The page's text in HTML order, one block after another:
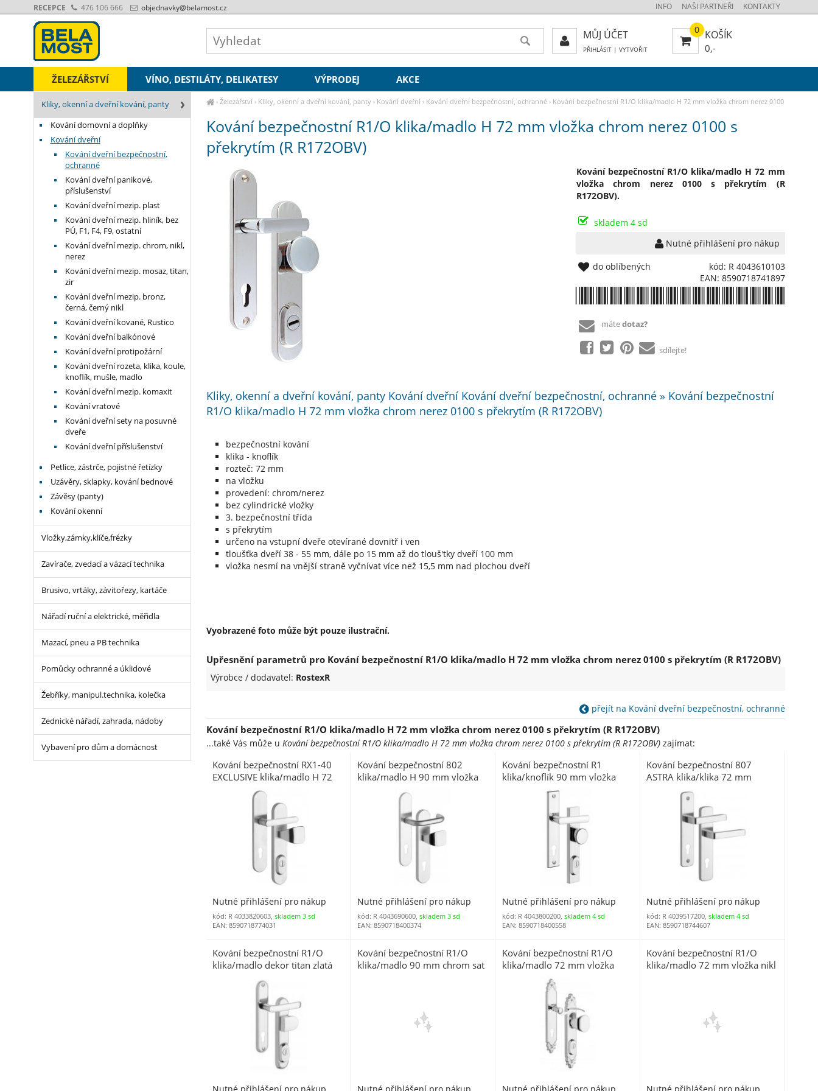
› Železářství› Kliky, okenní a dveřní kování, panty› Kování dveřní› Kování dveřní bezpečnostní, ochranné› Kování bezpečnostní R1/O klika/madlo H 72 mm vložka chrom nerez 0100
Kování bezpečnostní R1/O klika/madlo H 72 mm vložka chrom nerez 0100 s
překrytím (R R172OBV)
Kování bezpečnostní R1/O klika/madlo H 72 mm
vložka chrom nerez 0100 s překrytím (R
R172OBV).
skladem 4 sd
Nutné přihlášení pro nákup
kód: R 4043610103
EAN: 8590718741897
do oblíbených
mátedotaz?
sdílejte!
Kliky, okenní a dveřní kování, panty Kování dveřní Kování dveřní bezpečnostní, ochranné » Kování bezpečnostní
R1/O klika/madlo H 72 mm vložka chrom nerez 0100 s překrytím (R R172OBV)
bezpečnostní kování
klika - knoflík
rozteč: 72 mm
na vložku
provedení: chrom/nerez
bez cylindrické vložky
3. bezpečnostní třída
s překrytím
určeno na vstupní dveře otevírané dovnitř i ven
tloušťka dveří 38 - 55 mm, dále po 15 mm až do tlouš'tky dveří 100 mm
vložka nesmí na vnější straně vyčnívat více než 15,5 mm nad plochou dveří
Vyobrazené foto může být pouze ilustrační.
Upřesnění parametrů pro Kování bezpečnostní R1/O klika/madlo H 72 mm vložka chrom nerez 0100 s překrytím (R R172OBV)
Výrobce / dodavatel: RostexR
přejít na Kování dveřní bezpečnostní, ochranné
Kování bezpečnostní R1/O klika/madlo H 72 mm vložka chrom nerez 0100 s překrytím (R R172OBV)
...také Vás může u Kování bezpečnostní R1/O klika/madlo H 72 mm vložka chrom nerez 0100 s překrytím (R R172OBV)zajímat:
Kování bezpečnostní RX1-40
EXCLUSIVE klika/madlo H 72
mm vložka chrom nerez 0100
s překrytím
Nutné přihlášení pro nákup
kód: R 4033820603,skladem 3 sd
EAN: 8590718774031
Kování bezpečnostní 802
klika/madlo H 90 mm vložka
chrom nerez 0100
Nutné přihlášení pro nákup
kód: R 4043690600, skladem 3 sd
EAN: 8590718400374
Kování bezpečnostní R1
klika/knoflík 90 mm vložka
chrom nerez 0100 s překrytím
Nutné přihlášení pro nákup
kód: R 4043800200, skladem 4 sd
EAN: 8590718400558
Kování bezpečnostní 807
ASTRA klika/klika 72 mm
vložka nerez mat 7200 (R
80772ASNER)
Nutné přihlášení pro nákup
kód: R 4039517200,skladem 4 sd
EAN: 8590718744607
Kování bezpečnostní R1/O
klika/madlo dekor titan zlatá
Kování bezpečnostní R1/O
klika/madlo 90 mm chrom sat
Kování bezpečnostní R1/O
klika/madlo 72 mm vložka
PRAVÁ titan zlatý TZ s
Kování bezpečnostní R1/O
klika/madlo 72 mm vložka nikl
Kliky, okenní a dveřní kování, panty
Kování domovní a doplňky
Kování dveřní
Kování dveřní bezpečnostní,
ochranné
Kování dveřní panikové,
příslušenství
Kování dveřní mezip. plast
Kování dveřní mezip. hliník, bez
PÚ, F1, F4, F9, ostatní
Kování dveřní mezip. chrom, nikl,
nerez
Kování dveřní mezip. mosaz, titan,
zir
Kování dveřní mezip. bronz,
černá, černý nikl
Kování dveřní kované, Rustico
Kování dveřní balkónové
Kování dveřní protipožární
Kování dveřní rozeta, klika, koule,
knoflík, mušle, madlo
Kování dveřní mezip. komaxit
Kování vratové
Kování dveřní sety na posuvné
dveře
Kování dveřní příslušenství
Petlice, zástrče, pojistné řetízky
Uzávěry, sklapky, kování bednové
Závěsy (panty)
Kování okenní
Vložky,zámky,klíče,frézky
Zavírače, zvedací a vázací technika
Brusivo, vrtáky, závitořezy, kartáče
Nářadí ruční a elektrické, měřidla
Mazací, pneu a PB technika
Pomůcky ochranné a úklidové
Žebříky, manipul.technika, kolečka
Zednické nářadí, zahrada, nádoby
Vybavení pro dům a domácnost
ŽELEZÁŘSTVÍ VÍNO, DESTILÁTY, DELIKATESY VÝPRODEJ AKCE
INFO NAŠI PARTNEŘI KONTAKTY
RECEPCE 476 106 666 objednavky@belamost.cz
0 KOŠÍK
0,-
MŮJ ÚČET
PŘIHLÁSIT| VYTVOŘIT